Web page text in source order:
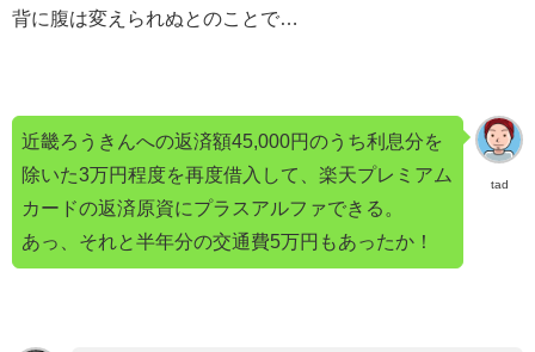
背に腹は変えられぬとのことで…
tad
近畿ろうきんへの返済額45,000円のうち利息分を
除いた3万円程度を再度借入して、楽天プレミアム
カードの返済原資にプラスアルファできる。
あっ、それと半年分の交通費5万円もあったか！